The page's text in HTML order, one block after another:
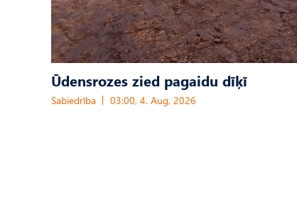
Ūdensrozes zied pagaidu dīķī
Sabiedrība 03:00, 4. Aug, 2026